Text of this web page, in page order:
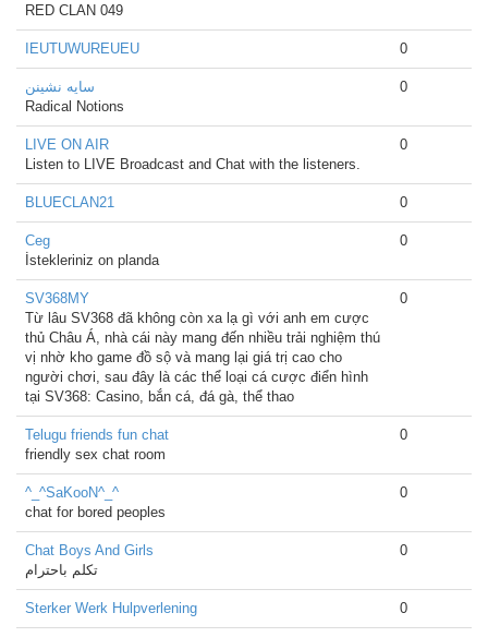
RED CLAN 049
IEUTUWUREUEU 0
سایه نشینن
Radical Notions
0
LIVE ON AIR
Listen to LIVE Broadcast and Chat with the listeners.
0
BLUECLAN21 0
Ceg
İstekleriniz on planda
0
SV368MY
Từ lâu SV368 đã không còn xa lạ gì với anh em cược
thủ Châu Á, nhà cái này mang đến nhiều trải nghiệm thú
vị nhờ kho game đồ sộ và mang lại giá trị cao cho
người chơi, sau đây là các thể loại cá cược điển hình
tại SV368: Casino, bắn cá, đá gà, thể thao
0
Telugu friends fun chat
friendly sex chat room
0
^_^SaKooN^_^
chat for bored peoples
0
Chat Boys And Girls
تكلم باحترام
0
Sterker Werk Hulpverlening 0